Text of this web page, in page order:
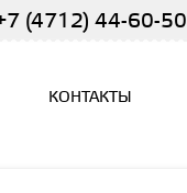
(4712) 44-60-50
КОНТАКТЫ